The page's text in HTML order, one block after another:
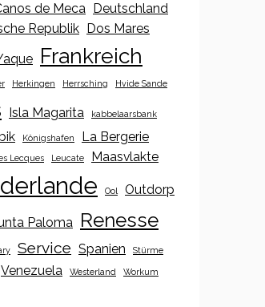
de Meca Deutschland
Republik Dos Mares
Frankreich
Herkingen Herrsching Hvide Sande
Isla Magarita kabbelaarsbank
Königshafen La Bergerie
Lecques Leucate Maasvlakte
Ool Outdorp
Paloma Renesse
Service Spanien Stürme
Venezuela Westerland Workum